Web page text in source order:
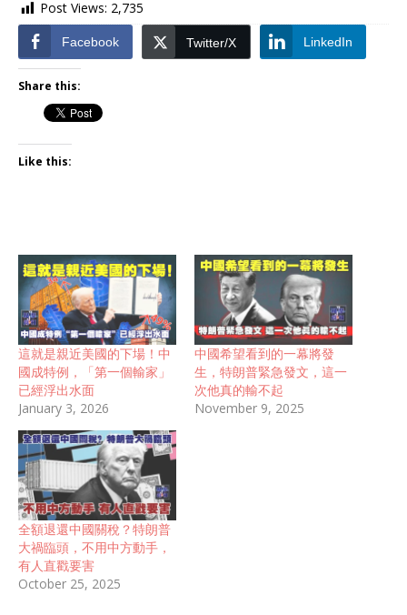
Post Views: 2,735
Facebook Twitter/X LinkedIn
Share this:
Like this:
這就是親近美國的下場！中
國成特例，「第一個輸家」
已經浮出水面
January 3, 2026
中國希望看到的一幕將發
生，特朗普緊急發文，這一
次他真的輸不起
November 9, 2025
全額退還中國關稅？特朗普
大禍臨頭，不用中方動手，
有人直戳要害
October 25, 2025